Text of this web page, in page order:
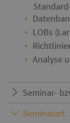
LOBs
Analyse
Seminar-
Seminarart